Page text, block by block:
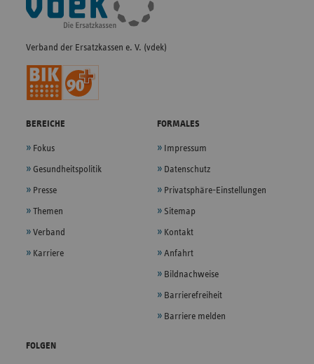
Navigation
Verband der Ersatzkassen e. V. (vdek)
BEREICHE
Fokus
Gesundheitspolitik
Presse
Themen
Verband
Karriere
FORMALES
Impressum
Datenschutz
Privatsphäre-Einstellungen
Sitemap
Kontakt
Anfahrt
Bildnachweise
Barrierefreiheit
Barriere melden
FOLGEN